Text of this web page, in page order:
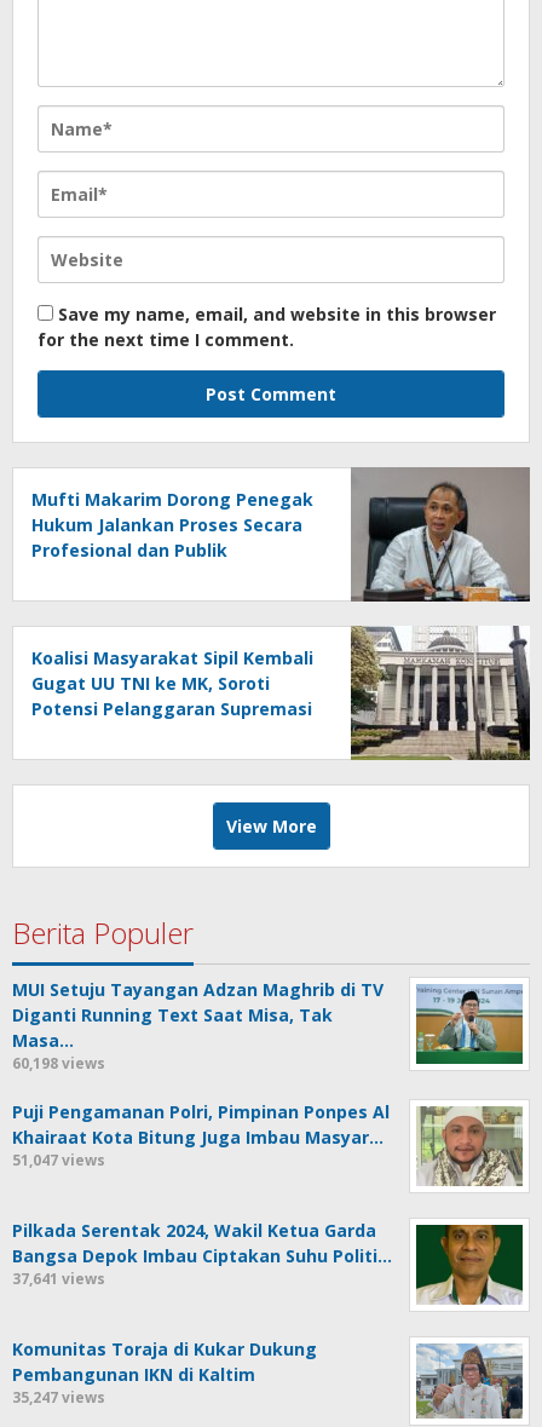
Save my name, email, and website in this browser
for the next time I comment.
Mufti Makarim Dorong Penegak
Hukum Jalankan Proses Secara
Profesional dan Publik
Kasus Delpedro dkk
Koalisi Masyarakat Sipil Kembali
Gugat UU TNI ke MK, Soroti
Potensi Pelanggaran Supremasi
View More
Berita Populer
MUI Setuju Tayangan Adzan Maghrib di TV
Diganti Running Text Saat Misa, Tak
Masa…
60,198 views
Puji Pengamanan Polri, Pimpinan Ponpes Al
Khairaat Kota Bitung Juga Imbau Masyar…
51,047 views
Pilkada Serentak 2024, Wakil Ketua Garda
Bangsa Depok Imbau Ciptakan Suhu Politi…
37,641 views
Komunitas Toraja di Kukar Dukung
Pembangunan IKN di Kaltim
35,247 views